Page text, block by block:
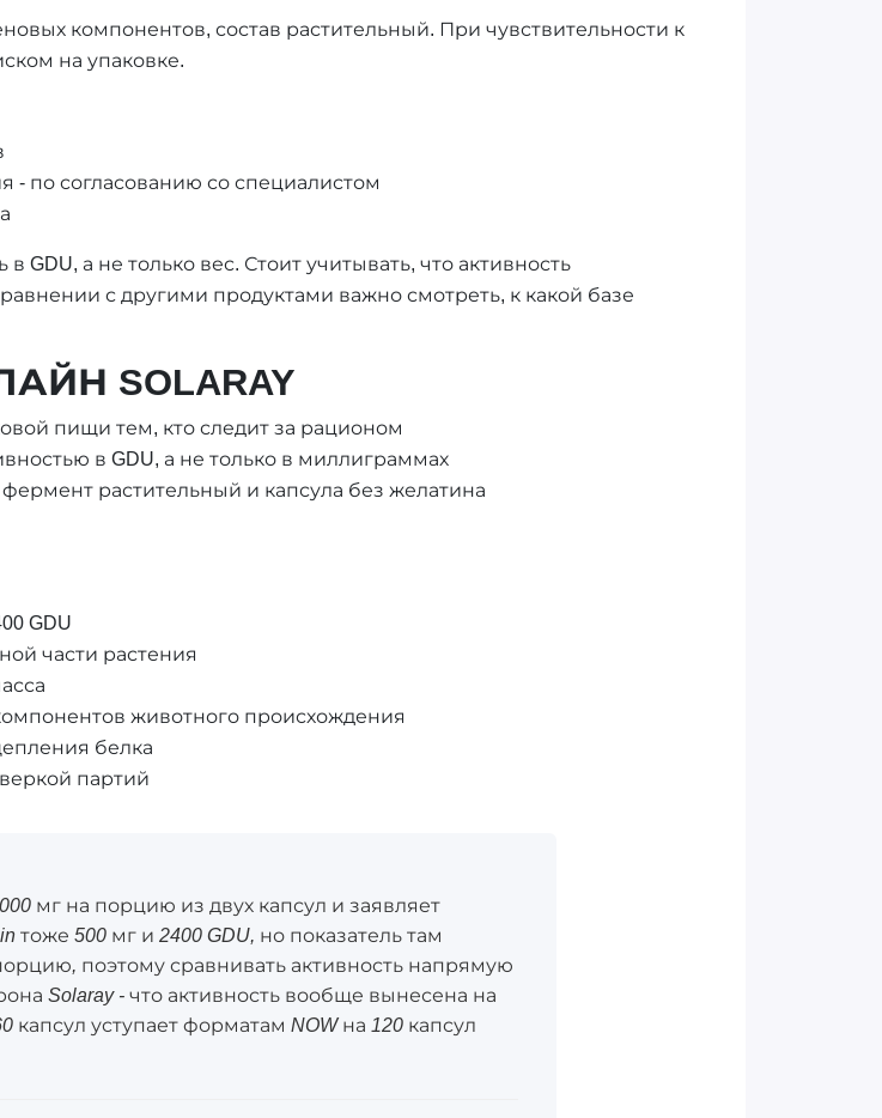
компонентов, состав растительный. При чувствительности к
на упаковке.
- по согласованию со специалистом
GDU, а не только вес. Стоит учитывать, что активность
с другими продуктами важно смотреть, к какой базе
SOLARAY
пищи тем, кто следит за рационом
в GDU, а не только в миллиграммах
растительный и капсула без желатина
GDU
части растения
животного происхождения
белка
партий
мг на порцию из двух капсул и заявляет
тоже 500 мг и 2400 GDU, но показатель там
поэтому сравнивать активность напрямую
Solaray - что активность вообще вынесена на
капсул уступает форматам NOW на 120 капсул